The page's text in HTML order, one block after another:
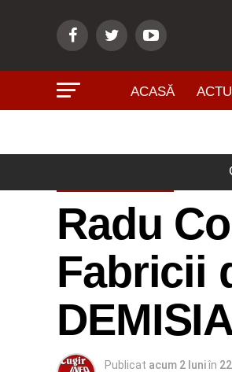
ACASĂ
Radu
Fabricii
Publicat acum 2 luniîn